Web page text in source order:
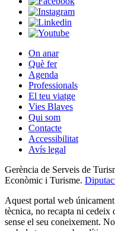
On anar
Què fer
Agenda
Professionals
El teu viatge
Vies Blaves
Qui som
Contacte
Accessibilitat
Avís legal
Gerència de Serveis de
Econòmic i Turisme.
Aquest portal web
tècnica, no recapta ni cedeix
sense el seu coneixement.